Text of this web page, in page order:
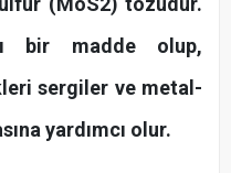
bir madde olup,
sergiler ve metal-
yardımcı olur.